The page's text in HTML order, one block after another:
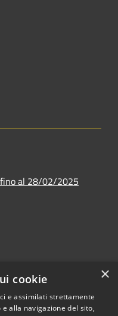
al 28/02/2025
×
cookie
e assimilati strettamente
alla navigazione del sito,